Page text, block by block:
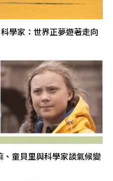
學家：世界正夢遊著走向
童貝里與科學家談氣候變